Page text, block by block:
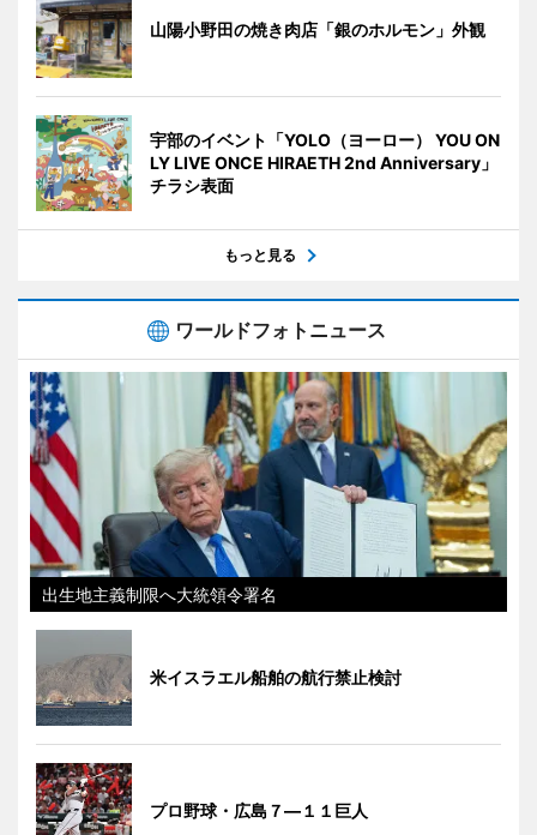
山陽小野田の焼き肉店「銀のホルモン」外観
宇部のイベント「YOLO（ヨーロー） YOU ON
LY LIVE ONCE HIRAETH 2nd Anniversary」
チラシ表面
もっと見る
ワールドフォトニュース
出生地主義制限へ大統領令署名
米イスラエル船舶の航行禁止検討
プロ野球・広島７―１１巨人